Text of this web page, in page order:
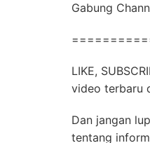
Gabung
LIKE,
video terbaru
Dan jangan
tentang